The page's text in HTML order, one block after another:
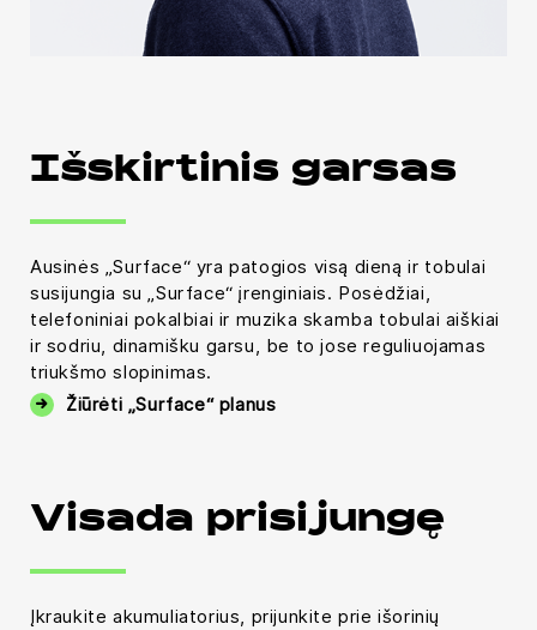
Išskirtinis garsas
Ausinės „Surface“ yra patogios visą dieną ir tobulai
susijungia su „Surface“ įrenginiais. Posėdžiai,
telefoniniai pokalbiai ir muzika skamba tobulai aiškiai
ir sodriu, dinamišku garsu, be to jose reguliuojamas
triukšmo slopinimas.
Žiūrėti „Surface“ planus
Visada prisijungę
Įkraukite akumuliatorius, prijunkite prie išorinių